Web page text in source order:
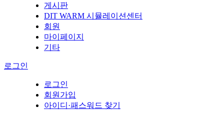
게시판
DIT WARM 시뮬레이션센터
회원
마이페이지
기타
로그인
로그인
회원가입
아이디·패스워드 찾기